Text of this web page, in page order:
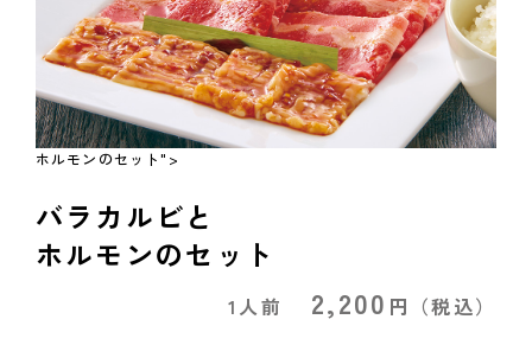
ホルモンのセット">
バラカルビと
ホルモンのセット
1人前 2,200 円 （税込）